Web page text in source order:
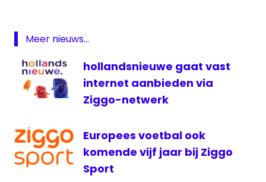
voetbal
wedstrijden
WK
Ziggo
Ziggo
Sport
Totaal
Meer nieuws...
hollandsnieuwe gaat vast
internet aanbieden via
Ziggo-netwerk
Europees voetbal ook
komende vijf jaar bij Ziggo
Sport